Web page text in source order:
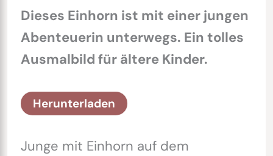
Dieses Einhorn ist mit einer jungen
Abenteuerin unterwegs. Ein tolles
Ausmalbild für ältere Kinder.
Herunterladen
Junge mit Einhorn auf dem